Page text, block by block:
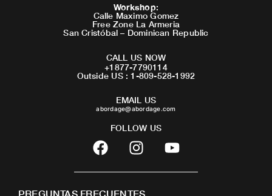
Workshop:
Calle Maximo Gomez
Free Zone La Armeria
San Cristóbal – Dominican Republic
CALL US NOW
+1877-7790114
Outside US : 1-809-528-1992
EMAIL US
abordage@abordage.com
FOLLOW US
F
a
c
I
n
s
Y
o
u
PREGUNTAS FRECUENTES